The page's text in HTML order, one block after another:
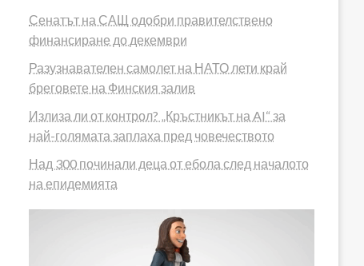
Сенатът на САЩ одобри правителствено
финансиране до декември
Разузнавателен самолет на НАТО лети край
бреговете на Финския залив
Излиза ли от контрол? „Кръстникът на AI“ за
най-голямата заплаха пред човечеството
Над 300 починали деца от ебола след началото
на епидемията